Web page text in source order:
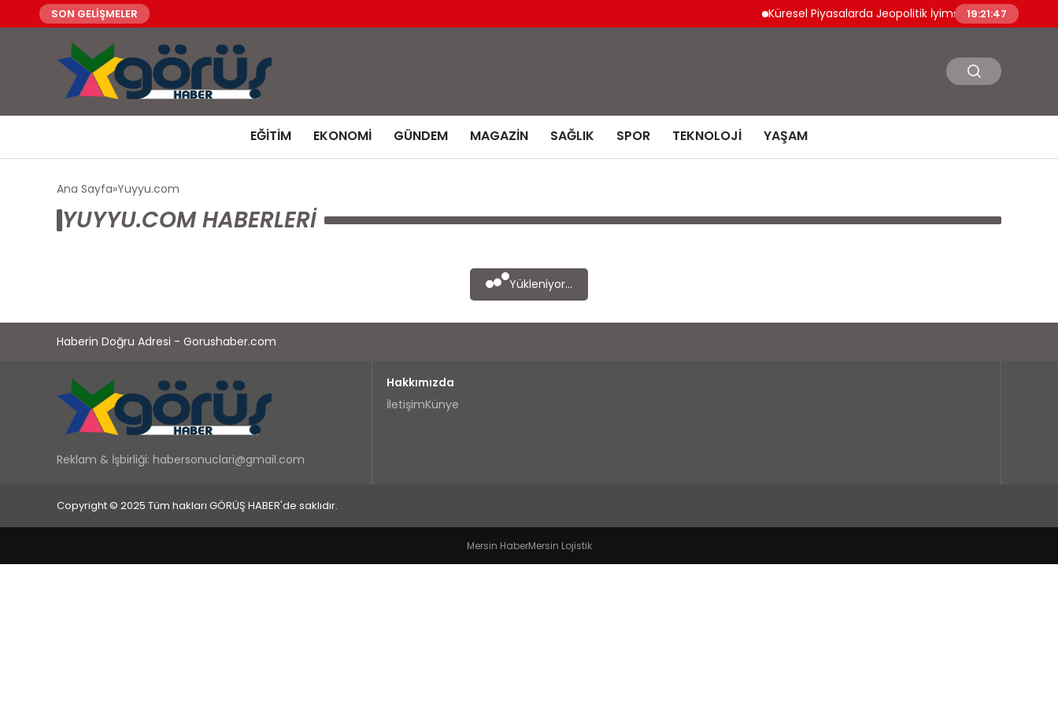
SON GELİŞMELER Küresel Piyasalarda Jeopolitik İyimserlik Varlık
19:21:47
EĞITIM EKONOMI GÜNDEM MAGAZIN SAĞLIK SPOR TEKNOLOJI YAŞAM
Ana Sayfa Yuyyu.com
YUYYU.COM HABERLERI
Yükleniyor...
Haberin Doğru Adresi - Gorushaber.com
Reklam & İşbirliği: habersonuclari@gmail.com
Hakkımızda
İletişimKünye
Copyright © 2025 Tüm hakları GÖRÜŞ HABER'de saklıdır.
Mersin HaberMersin Lojistik